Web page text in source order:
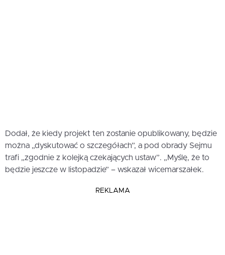
Dodał, że kiedy projekt ten zostanie opublikowany, będzie
można „dyskutować o szczegółach”, a pod obrady Sejmu
trafi „zgodnie z kolejką czekających ustaw”. „Myślę, że to
będzie jeszcze w listopadzie” – wskazał wicemarszałek.
REKLAMA